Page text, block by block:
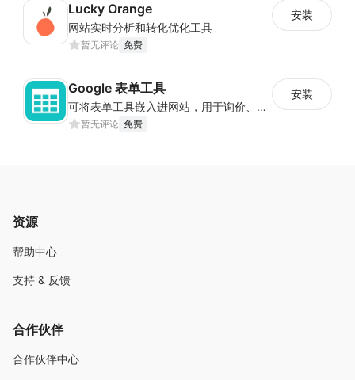
Lucky Orange
网站实时分析和转化优化工具
暂无评论 免费
安装
Google 表单工具
可将表单工具嵌入进网站，用于询价、合作等场景
暂无评论 免费
安装
资源
帮助中心
支持 & 反馈
合作伙伴
合作伙伴中心